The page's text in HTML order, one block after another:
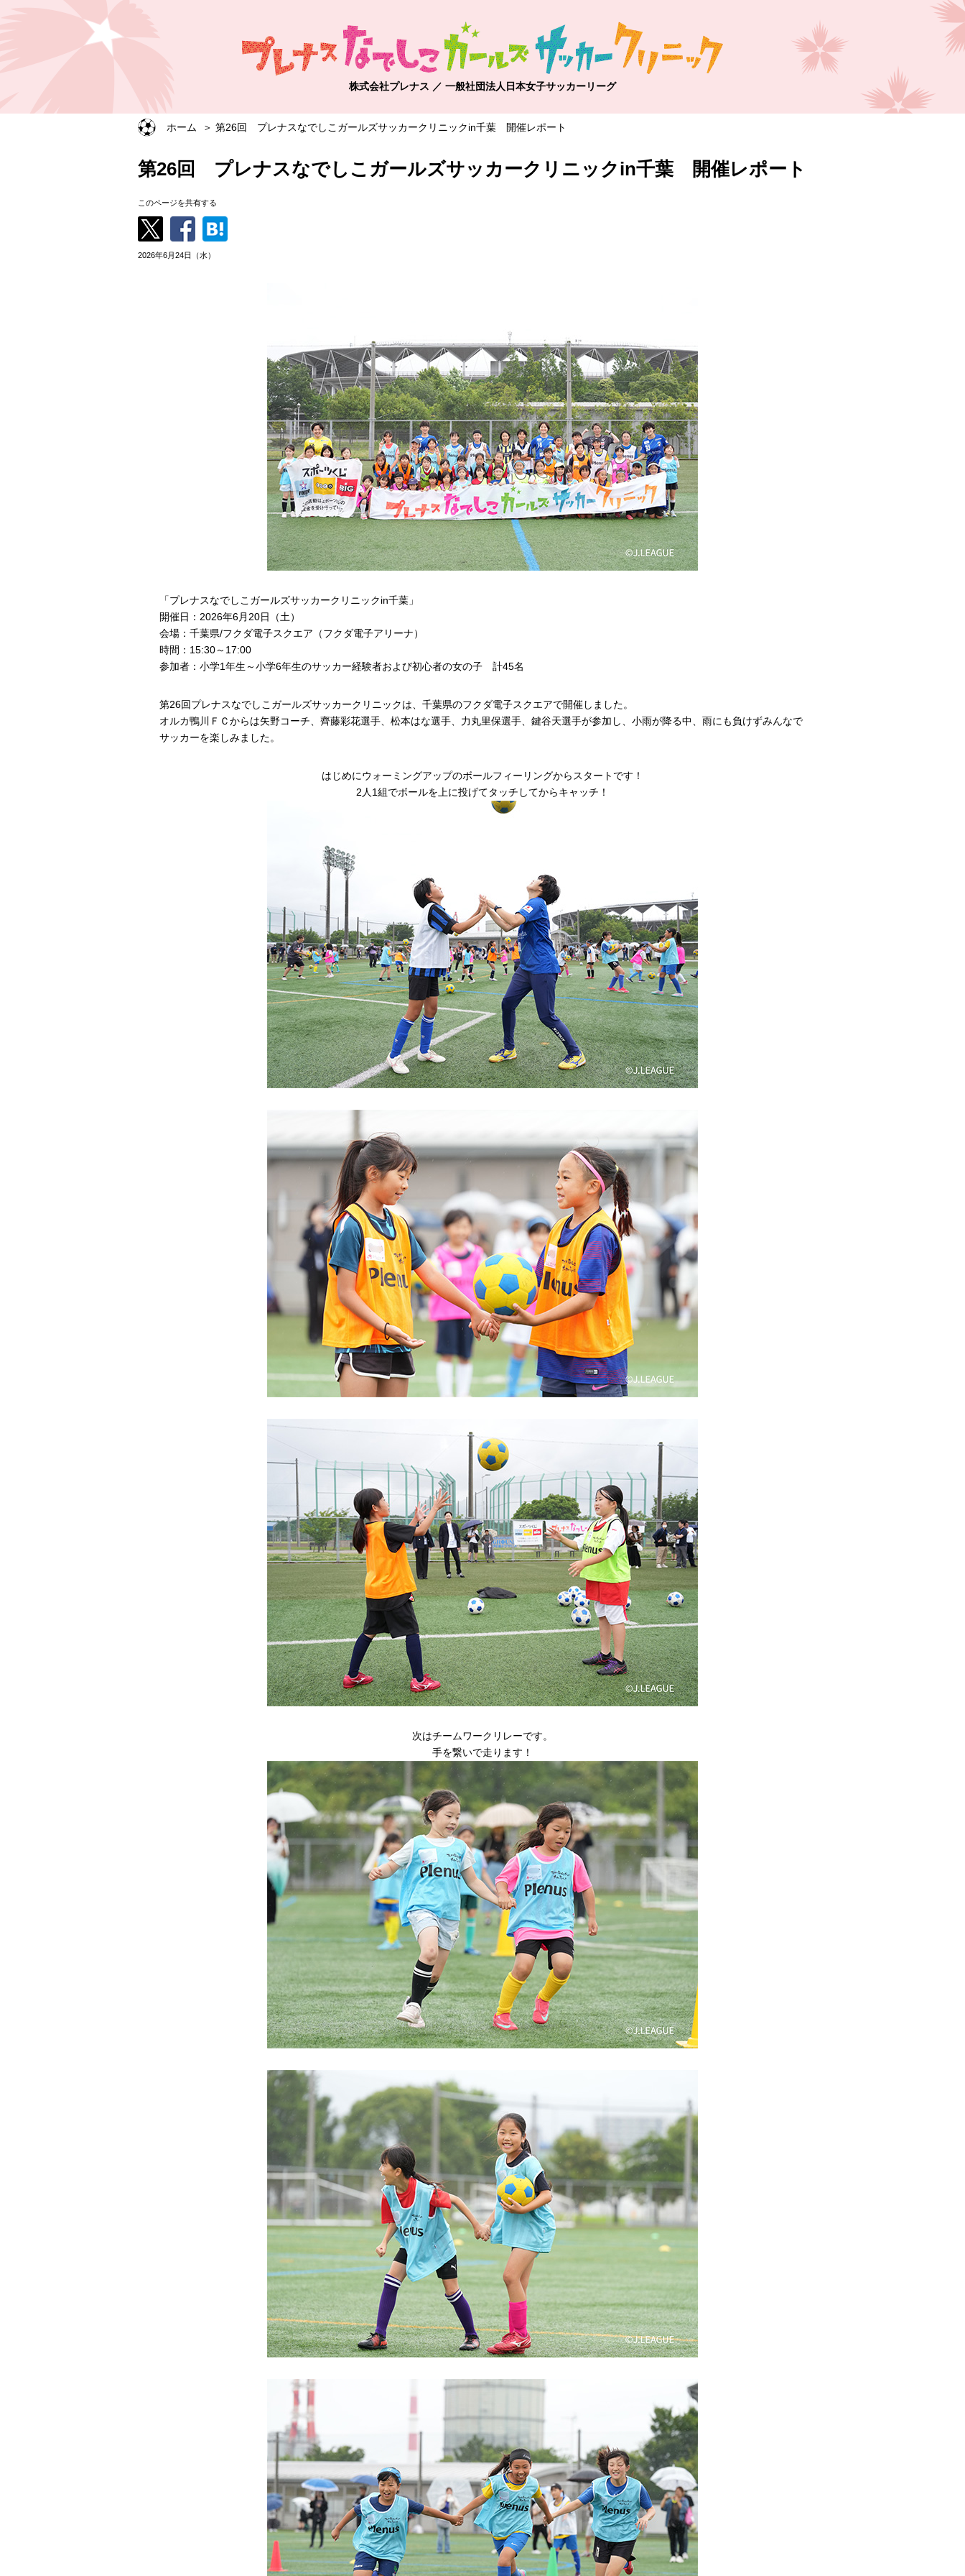
株式会社プレナス ／ 一般社団法人日本女子サッカーリーグ
ホーム 第26回 プレナスなでしこガールズサッカークリニックin千葉 開催レポート
第26回 プレナスなでしこガールズサッカークリニックin千葉 開催レポート
このページを共有する
2026年6月24日（水）
「プレナスなでしこガールズサッカークリニックin千葉」
開催日：2026年6月20日（土）
会場：千葉県/フクダ電子スクエア（フクダ電子アリーナ）
時間：15:30～17:00
参加者：小学1年生～小学6年生のサッカー経験者および初心者の女の子 計45名
第26回プレナスなでしこガールズサッカークリニックは、千葉県のフクダ電子スクエアで開催しました。
オルカ鴨川ＦＣからは矢野コーチ、齊藤彩花選手、松本はな選手、力丸里保選手、鍵谷天選手が参加し、小雨が降る中、雨にも負けずみんなで
サッカーを楽しみました。
はじめにウォーミングアップのボールフィーリングからスタートです！
2人1組でボールを上に投げてタッチしてからキャッチ！
次はチームワークリレーです。
手を繋いで走ります！